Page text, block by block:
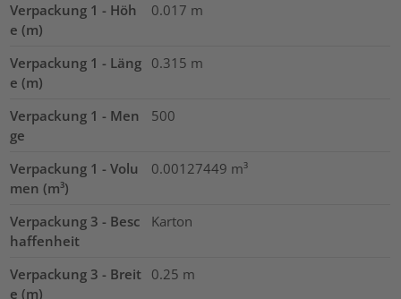
Verpackung 1 - Höh
e (m)
0.017 m
Verpackung 1 - Läng
e (m)
0.315 m
Verpackung 1 - Men
ge
500
Verpackung 1 - Volu
men (m³)
0.00127449 m³
Verpackung 3 - Besc
haffenheit
Karton
Verpackung 3 - Breit
e (m)
0.25 m